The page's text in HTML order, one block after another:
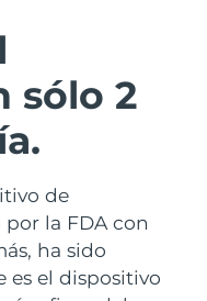
sólo 2
de
la FDA con
ha sido
el dispositivo
facial
bucal
Entrega prevista
prevista8/13/26
Entrega prevista
prevista
Entrega prevista
Entrega prevista